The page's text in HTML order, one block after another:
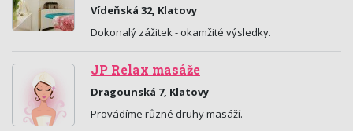
Vídeňská 32, Klatovy
Dokonalý zážitek - okamžité výsledky.
JP Relax masáže
Dragounská 7, Klatovy
Provádíme různé druhy masáží.